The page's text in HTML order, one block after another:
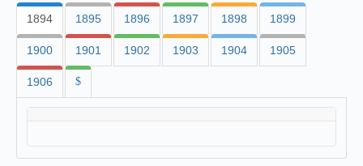
1894 1895 1896 1897 1898 1899
1900 1901 1902 1903 1904 1905
1906 $